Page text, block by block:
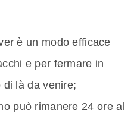
è un modo efficace
e per fermare in
là da venire;
può rimanere 24 ore al